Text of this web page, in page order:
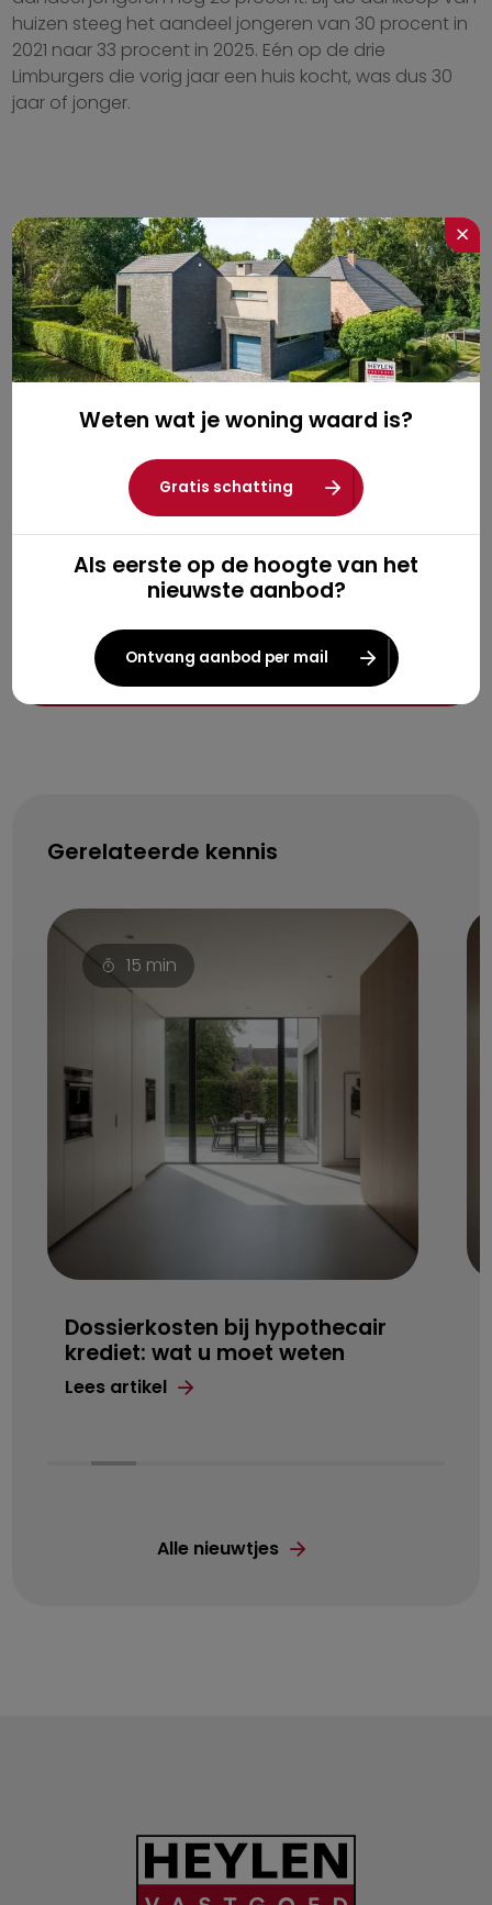
×
Weten wat je woning waard is?
Gratis schatting
Als eerste op de hoogte van het
nieuwste aanbod?
Ontvang aanbod per mail
huizen steeg het aandeel jongeren van 30 procent in
2021 naar 33 procent in 2025. Eén op de drie
Limburgers die vorig jaar een huis kocht, was dus 30
jaar of jonger.
Nieuwtjes rechtstreeks in je inbox?
Aanmelden
verplichte velden
Gerelateerde kennis
Alle nieuwtjes
15 min
Dossierkosten bij hypothecair
krediet: wat u moet weten
Lees artikel